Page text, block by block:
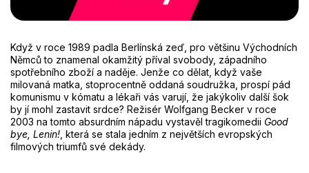
Když v roce 1989 padla Berlínská zeď, pro většinu Východních
Němců to znamenal okamžitý příval svobody, západního
spotřebního zboží a naděje. Jenže co dělat, když vaše
milovaná matka, stoprocentně oddaná soudružka, prospí pád
komunismu v kómatu a lékaři vás varují, že jakýkoliv další šok
by jí mohl zastavit srdce? Režisér Wolfgang Becker v roce
2003 na tomto absurdním nápadu vystavěl tragikomedii Good
bye, Lenin! , která se stala jedním z největších evropských
filmových triumfů své dekády.